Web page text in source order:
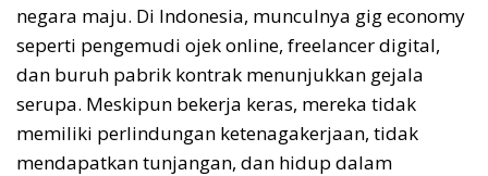
negara maju. Di Indonesia, munculnya gig economy
seperti pengemudi ojek online, freelancer digital,
dan buruh pabrik kontrak menunjukkan gejala
serupa. Meskipun bekerja keras, mereka tidak
memiliki perlindungan ketenagakerjaan, tidak
mendapatkan tunjangan, dan hidup dalam